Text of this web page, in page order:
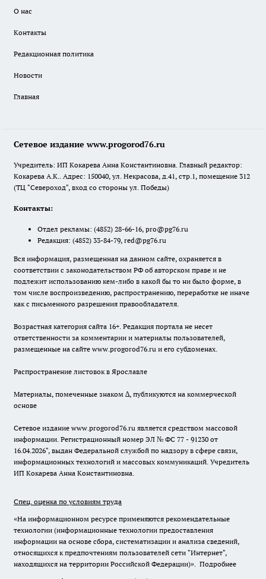
О нас
Контакты
Редакционная политика
Новости
Главная
Сетевое издание www.progorod76.ru
Учредитель: ИП Кокарева Анна Константиновна. Главный редактор:
Кокарева А.К.. Адрес: 150040, ул. Некрасова, д.41, стр.1, помещение 312
(ТЦ "Североход", вход со стороны ул. Победы)
Контакты:
Отдел рекламы: (4852) 28-66-16, pro@pg76.ru
Редакция: (4852) 33-84-79, red@pg76.ru
Вся информация, размещенная на данном сайте, охраняется в
соответствии с законодательством РФ об авторском праве и не
подлежит использованию кем-либо в какой бы то ни было форме, в
том числе воспроизведению, распространению, переработке не иначе
как с письменного разрешения правообладателя.
Возрастная категория сайта 16+. Редакция портала не несет
ответственности за комментарии и материалы пользователей,
размещенные на сайте www.progorod76.ru и его субдоменах.
Распространение листовок в Ярославле
Материалы, помеченные знаком ∆, публикуются на коммерческой
основе
Сетевое издание www.progorod76.ru является средством массовой
информации. Регистрационный номер ЭЛ № ФС 77 - 91230 от
16.04.2026", выдан Федеральной службой по надзору в сфере связи,
информационных технологий и массовых коммуникаций. Учредитель
ИП Кокарева Анна Константиновна.
Спец. оценка по условиям труда
«На информационном ресурсе применяются рекомендательные
технологии (информационные технологии предоставления
информации на основе сбора, систематизации и анализа сведений,
относящихся к предпочтениям пользователей сети "Интернет",
находящихся на территории Российской Федерации)». Подробнее